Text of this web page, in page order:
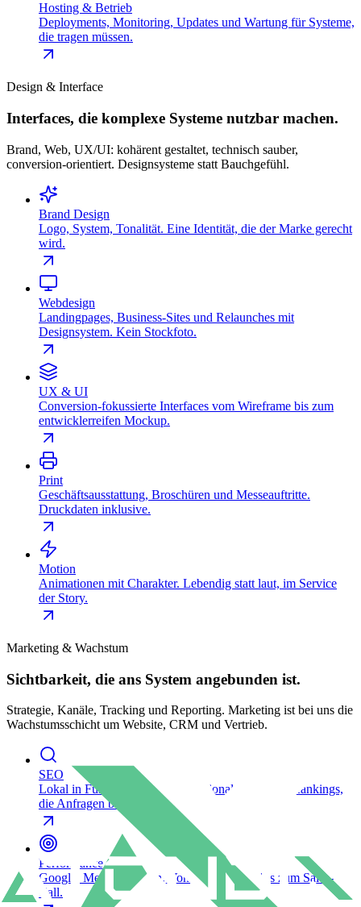
Hosting & Betrieb
Deployments, Monitoring, Updates und Wartung für Systeme,
die tragen müssen.
Design & Interface
Interfaces, die komplexe Systeme nutzbar machen.
Brand, Web, UX/UI: kohärent gestaltet, technisch sauber,
conversion-orientiert. Designsysteme statt Bauchgefühl.
Brand Design
Logo, System, Tonalität. Eine Identität, die der Marke gerecht
wird.
Webdesign
Landingpages, Business-Sites und Relaunches mit
Designsystem. Kein Stockfoto.
UX & UI
Conversion-fokussierte Interfaces vom Wireframe bis zum
entwicklerreifen Mockup.
Print
Geschäftsausstattung, Broschüren und Messeauftritte.
Druckdaten inklusive.
Motion
Animationen mit Charakter. Lebendig statt laut, im Service
der Story.
Marketing & Wachstum
Sichtbarkeit, die ans System angebunden ist.
Strategie, Kanäle, Tracking und Reporting. Marketing ist bei uns die
Wachstumsschicht um Website, CRM und Vertrieb.
SEO
Lokal in Fürth und Nürnberg, national skalierbar. Rankings,
die Anfragen bringen.
Performance Ads
Google, Meta, LinkedIn. Vom ersten Klick bis zum Sales-
Call.